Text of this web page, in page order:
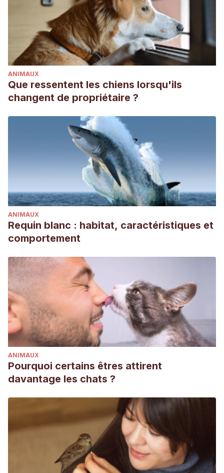
ANIMAUX
Que ressentent les chiens lorsqu'ils
changent de propriétaire ?
ANIMAUX
Requin blanc : habitat, caractéristiques et
comportement
ANIMAUX
Pourquoi certains êtres attirent
davantage les chats ?